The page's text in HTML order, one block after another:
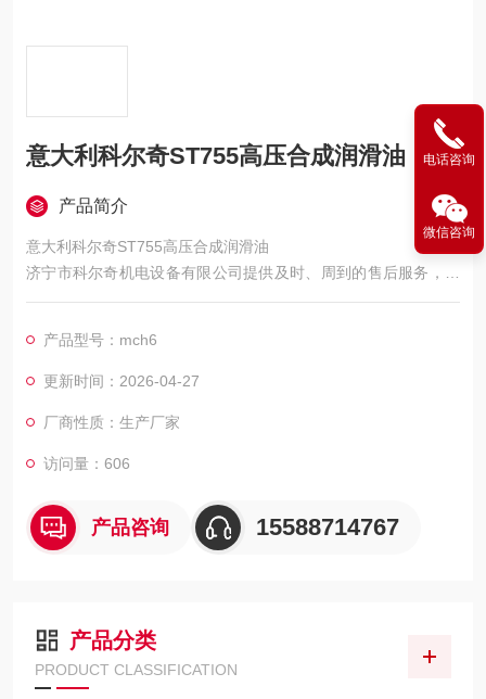
意大利科尔奇ST755高压合成润滑油
产品简介
意大利科尔奇ST755高压合成润滑油
济宁市科尔奇机电设备有限公司提供及时、周到的售后服务，服
务热线，我们服务人员将在短的间内回复您的电话，并立即前往
器故障或缩短机器寿命
产品型号：mch6
更新时间：2026-04-27
厂商性质：生产厂家
访问量：606
产品咨询 15588714767
产品分类
PRODUCT CLASSIFICATION
电话咨询
微信咨询